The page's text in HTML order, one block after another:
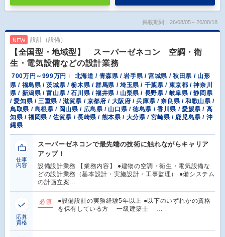
掲載期間：26/08/05～26/08/18
NEW 設計（設備）
【全国型・地域型】 スーパーゼネコン 空調・衛
生・電気設備などの設計業務
700万円～999万円
北海道 / 青森県 / 岩手県 / 宮城県 / 秋田県 / 山形
県 / 福島県 / 茨城県 / 栃木県 / 群馬県 / 埼玉県 / 千葉県 / 東京都 / 神奈川
県 / 新潟県 / 富山県 / 石川県 / 福井県 / 山梨県 / 長野県 / 岐阜県 / 静岡県
/ 愛知県 / 三重県 / 滋賀県 / 京都府 / 大阪府 / 兵庫県 / 奈良県 / 和歌山県 /
鳥取県 / 島根県 / 岡山県 / 広島県 / 山口県 / 徳島県 / 香川県 / 愛媛県 / 高
知県 / 福岡県 / 佐賀県 / 長崎県 / 熊本県 / 大分県 / 宮崎県 / 鹿児島県 / 沖
縄県
仕事
内容
スーパーゼネコンで最先端の技術に触れながらキャリア
アップ！
設備設計業務 【業務内容】 ●建物の空調・衛生・電気設備な
どの設計業務（基本設計・実施設計・工事監理） ●備システム
の計画立案…
応募
資格
必須
●設備設計の実務経験5年以上 ●以下のいずれかの資格
を保有している方 一級建築士 …